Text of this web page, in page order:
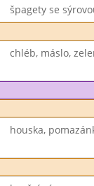
špagety se
chléb, máslo,
houska,